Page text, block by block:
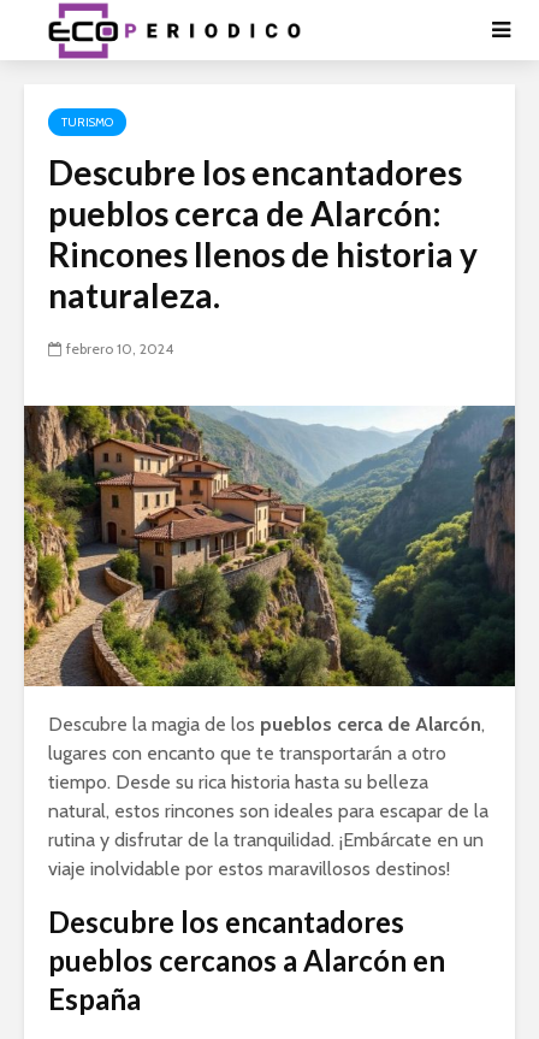
TURISMO
Descubre los encantadores
pueblos cerca de Alarcón:
Rincones llenos de historia y
naturaleza.
febrero 10, 2024
Descubre la magia de los pueblos cerca de Alarcón,
lugares con encanto que te transportarán a otro
tiempo. Desde su rica historia hasta su belleza
natural, estos rincones son ideales para escapar de la
rutina y disfrutar de la tranquilidad. ¡Embárcate en un
viaje inolvidable por estos maravillosos destinos!
Descubre los encantadores
pueblos cercanos a Alarcón en
España